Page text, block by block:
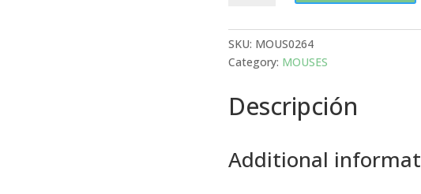
MS3220-
BLACK
SKU: MOUS0264
Category: MOUSES
Descripción
Additional